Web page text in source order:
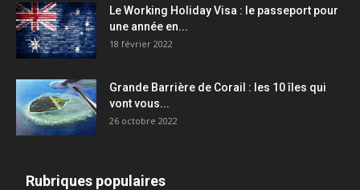
Le Working Holiday Visa : le passeport pour
une année en...
18 février 2022
Grande Barrière de Corail : les 10 îles qui
vont vous...
26 octobre 2022
Rubriques populaires